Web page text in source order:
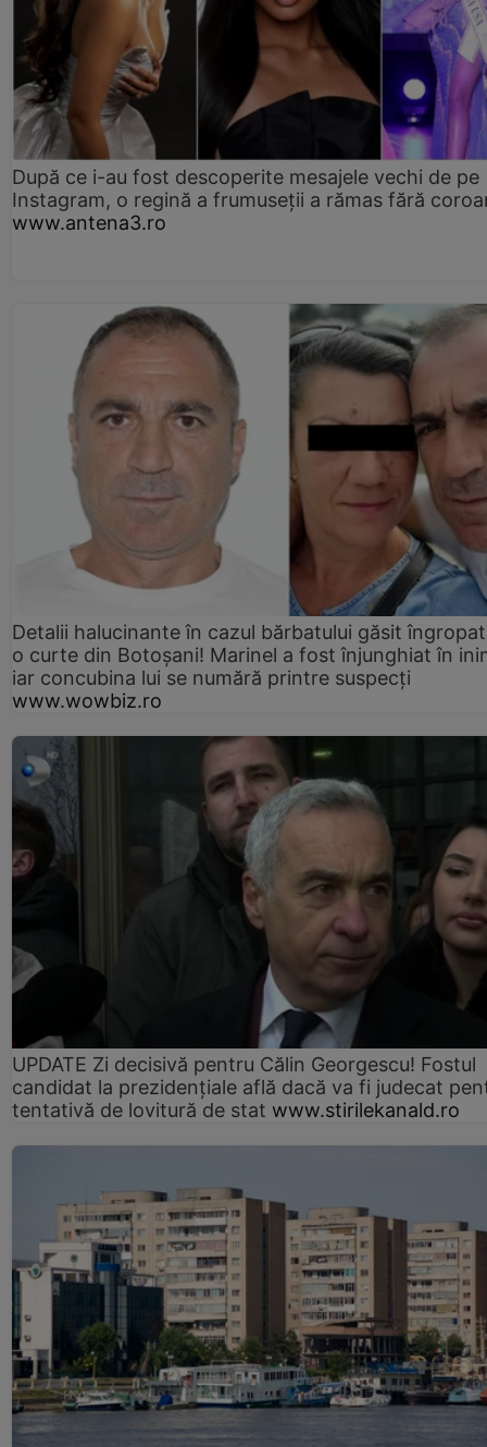
După ce i-au fost descoperite mesajele vechi de pe
Instagram, o regină a frumuseții a rămas fără
www.antena3.ro
Detalii halucinante în cazul bărbatului găsit
o curte din Botoșani! Marinel a fost înjunghiat în
iar concubina lui se numără printre suspecți
www.wowbiz.ro
UPDATE Zi decisivă pentru Călin Georgescu! Fostul
candidat la prezidențiale află dacă va fi judecat
tentativă de lovitură de stat www.stirilekanald.ro